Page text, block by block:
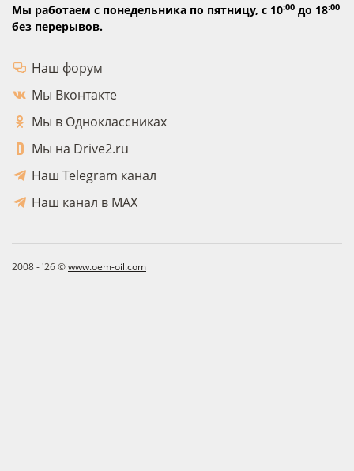
Мы работаем с понедельника по пятницу, с 10:00 до 18:00
без перерывов.
Наш форум
Мы Вконтакте
Мы в Одноклассниках
Мы на Drive2.ru
Наш Telegram канал
Наш канал в MAX
2008 - '26 ©www.oem-oil.com